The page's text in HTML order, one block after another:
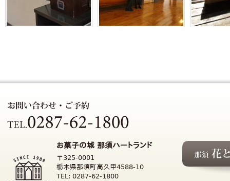
お菓子の城 那須ハートランド
〒325-0001
栃木県那須町高久甲4588-10
TEL: 0287-62-1800